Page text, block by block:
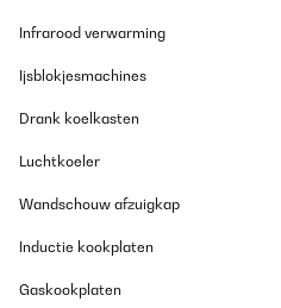
Fa il suo dovere ed è poco
Brauch nicht viel Platz.
Infrarood verwarming
Ijsblokjesmachines
Drank koelkasten
Luchtkoeler
Wandschouw afzuigkap
Inductie kookplaten
Gaskookplaten